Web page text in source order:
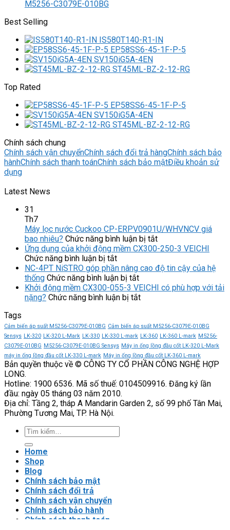
M5256-C3079E-010BG
Best Selling
IS580T140-R1-IN
EP58SS6-45-1F-P-5
SV150iG5A-4EN
ST45ML-BZ-2-12-RG
Top Rated
EP58SS6-45-1F-P-5
SV150iG5A-4EN
ST45ML-BZ-2-12-RG
Chính sách chung
Chính sách vận chuyểnChính sách đổi trả hàngChính sách bảo
hànhChính sách thanh toánChính sách bảo mậtĐiều khoản sử
dụng
Latest News
31
Th7
Máy lọc nước Cuckoo CP-ERPV0901U/WHVNCV giá
bao nhiêu? Chức năng bình luận bị tắtở
Máy
nước
CP-
nhiêu?
Ứng dụng của khởi động mềm CX300-250-3 VEICHI
Chức năng bình luận bị tắtở
Ứng
dụng
của
khởi
CX300-
250-
3
VEICHI
NC-4PT NiSTRO góp phần nâng cao độ tin cậy của hệ
thống Chức năng bình luận bị tắtở
NC-
4PT
phần
nâng
cao
độ
tin
của
thống
Khởi động mềm CX300-055-3 VEICHI có phù hợp với tải
nặng? Chức năng bình luận bị tắtở
mềm
CX300-
055-
3
VEICHI
phù
với
Tags
Cảm biến áp suất M5256-C3079E-010BG Cảm biến áp suất M5256-C3079E-010BG
Sensys LK-320 LK-320 L-Mark LK-330 LK-330 L-mark LK-360 LK-360 L-mark M5256-
C3079E-010BG M5256-C3079E-010BG Sensys Máy in ống lồng đầu cốt LK-320 L-Mark
máy in ống lồng đầu cốt LK-330 L-mark Máy in ống lồng đầu cốt LK-360 L-mark
Bản quyền thuộc về © CÔNG TY CỔ PHẦN CÔNG NGHỆ HỢP
LONG.
Hotline: 1900 6536. Mã số thuế: 0104509916. Đăng ký lần
đầu: ngày 05 tháng 03 năm 2010.
Địa chỉ: Tầng 2, tháp A Mandarin Garden 2, số 99 phố Tân Mai,
Phường Tương Mai, TP. Hà Nội.
Tìm
Home
Shop
Blog
Chính sách bảo mật
Chính sách đổi trả
Chính sách vận chuyển
Chính sách bảo hành
Chính sách thanh toán